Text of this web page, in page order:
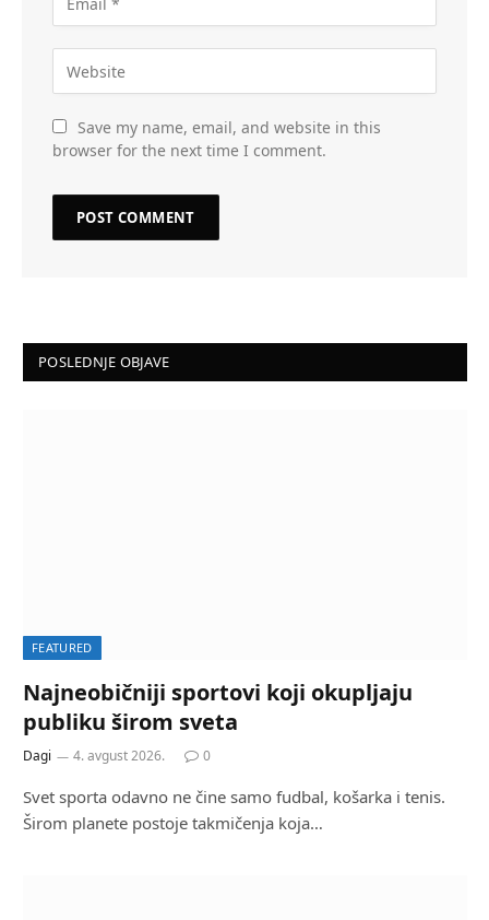
Save my name, email, and website in this
browser for the next time I comment.
POSLEDNJE OBJAVE
FEATURED
Najneobičniji sportovi koji okupljaju
publiku širom sveta
Dagi 4. avgust 2026. 0
Svet sporta odavno ne čine samo fudbal, košarka i tenis.
Širom planete postoje takmičenja koja…